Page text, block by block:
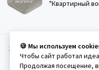
"Квартирный
2011-2026 © Дверцов. Карта
конфеденциальности
🍪 Мы используем
Чтобы сайт работал
Продолжая посещение,